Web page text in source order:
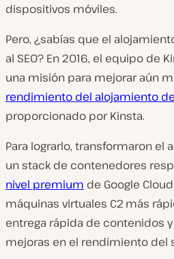
dispositivos móviles.
Pero, ¿sabías que el
al SEO? En 2016, el equipo de
una misión para mejorar aún
rendimiento del alojamiento
proporcionado por Kinsta.
Para lograrlo, transformaron el
un stack de contenedores
nivel premium de Google
máquinas virtuales C2 más
entrega rápida de contenidos
mejoras en el rendimiento del